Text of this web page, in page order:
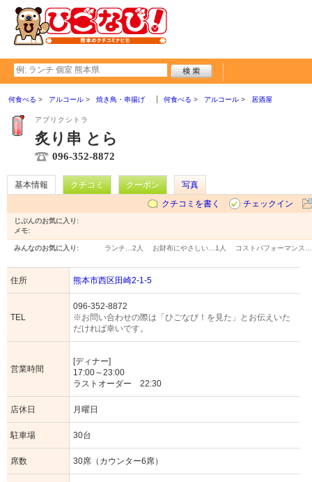
何食べる アルコール 焼き鳥・串揚げ 何食べる アルコール 居酒屋
アブリクシトラ
炙り串 とら
096-352-8872
基本情報 クチコミ クーポン
写真
クチコミを書く
チェックイン
じぶんのお気に入り:
メモ:
みんなのお気に入り: ランチ… 2人 お財布にやさしい… 1人 コストパフォーマンス…
住所 熊本市西区田崎2-1-5
TEL
096-352-8872
※お問い合わせの際は「ひごなび！を見た」とお伝えいた
だければ幸いです。
営業時間
[ディナー]
17:00～23:00
ラストオーダー 22:30
店休日 月曜日
駐車場 30台
席数 30席（カウンター6席）